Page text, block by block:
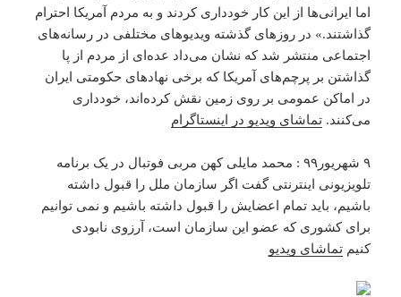
اما ایرانی‌ها از این کار خودداری کردند و به مردم آمریکا احترام
گذاشتند.» در روزهای گذشته ویدیوهای مختلفی در رسانه‌های
اجتماعی منتشر شد که نشان می‌داد عده‌ای از مردم از پا
گذاشتن بر پرچم‌های آمریکا که برخی نهادهای حکومتی ایران
در اماکن عمومی بر روی زمین نقش کرده‌اند، خودداری
می‌کنند.تماشای ویدیو در اینستاگرام
۹ شهریور۹۹ : محمد مایلی کهن مربی فوتبال در یک برنامه
تلویزیونی اینترنتی گفت اگر سازمان ملل را قبول داشته
باشیم، باید تمام اعضایش را قبول داشته باشیم و نمی توانیم
برای کشوری که عضو این سازمان است، آرزوی نابودی
کنیمتماشای ویدیو